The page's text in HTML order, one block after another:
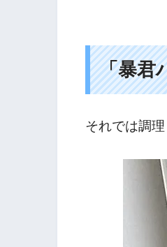
「暴君
それでは調理